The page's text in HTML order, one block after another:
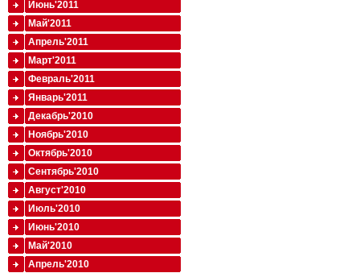
Июнь'2011
Май'2011
Апрель'2011
Март'2011
Февраль'2011
Январь'2011
Декабрь'2010
Ноябрь'2010
Октябрь'2010
Сентябрь'2010
Август'2010
Июль'2010
Июнь'2010
Май'2010
Апрель'2010